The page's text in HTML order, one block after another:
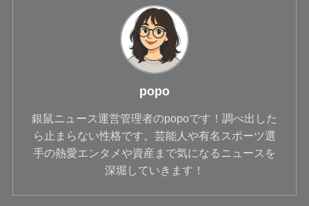
popo
銀鼠ニュース運営管理者のpopoです！調べ出した
ら止まらない性格です。芸能人や有名スポーツ選
手の熱愛エンタメや資産まで気になるニュースを
深堀していきます！